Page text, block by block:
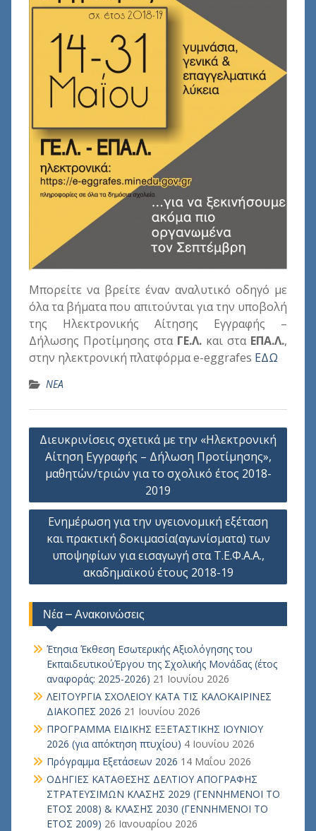
Μπορείτε να βρείτε έναν αναλυτικό οδηγό με
όλα τα βήματα που απιτούνται για την υποβολή
της Ηλεκτρονικής Αίτησης Εγγραφής –
Δήλωσης Προτίμησης στα ΓΕ.Λ. και στα ΕΠΑ.Λ.,
στην ηλεκτρονική πλατφόρμα e-eggrafes ΕΔΩ
ΝΕΑ
Πλοήγηση
άρθρων
Διευκρινίσεις σχετικά με την «Ηλεκτρονική
Αίτηση Εγγραφής – Δήλωση Προτίμησης»,
μαθητών/τριών για το σχολικό έτος 2018-
2019
Ενημέρωση για την υγειονομική εξέταση
και πρακτική δοκιμασία(αγωνίσματα) των
υποψηφίων για εισαγωγή στα Τ.Ε.Φ.Α.Α.,
ακαδημαϊκού έτους 2018-19
Νέα – Ανακοινώσεις
Έτησια Έκθεση Εσωτερικής Αξιολόγησης του
ΕκπαιδευτικούΈργου της Σχολικής Μονάδας (έτος
αναφοράς: 2025-2026) 21 Ιουνίου 2026
ΛΕΙΤΟΥΡΓΙΑ ΣΧΟΛΕΙΟΥ ΚΑΤΑ ΤΙΣ ΚΑΛΟΚΑΙΡΙΝΕΣ
ΔΙΑΚΟΠΕΣ 2026 21 Ιουνίου 2026
ΠΡΟΓΡΑΜΜΑ ΕΙΔΙΚΗΣ ΕΞΕΤΑΣΤΙΚΗΣ ΙΟΥΝΙΟΥ
2026 (για απόκτηση πτυχίου) 4 Ιουνίου 2026
Πρόγραμμα Εξετάσεων 2026 14 Μαΐου 2026
ΟΔΗΓΙΕΣ ΚΑΤΑΘΕΣΗΣ ΔΕΛΤΙΟΥ ΑΠΟΓΡΑΦΗΣ
ΣΤΡΑΤΕΥΣΙΜΩΝ ΚΛΑΣΗΣ 2029 (ΓΕΝΝΗΜΕΝΟΙ ΤΟ
ΕΤΟΣ 2008) & ΚΛΑΣΗΣ 2030 (ΓΕΝΝΗΜΕΝΟΙ ΤΟ
ΕΤΟΣ 2009) 26 Ιανουαρίου 2026